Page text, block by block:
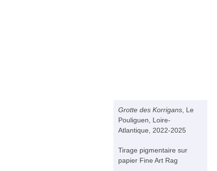
Grotte des Korrigans , Le
Pouliguen, Loire-
Atlantique, 2022-2025
Tirage pigmentaire sur
papier Fine Art Rag